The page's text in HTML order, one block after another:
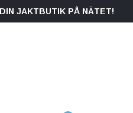
JAKTBUTIK PÅ NÄTET!